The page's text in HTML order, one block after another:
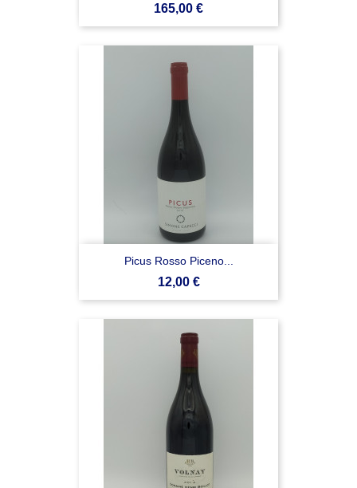
Prezzo
165,00 €
Picus Rosso Piceno...
Prezzo
12,00 €